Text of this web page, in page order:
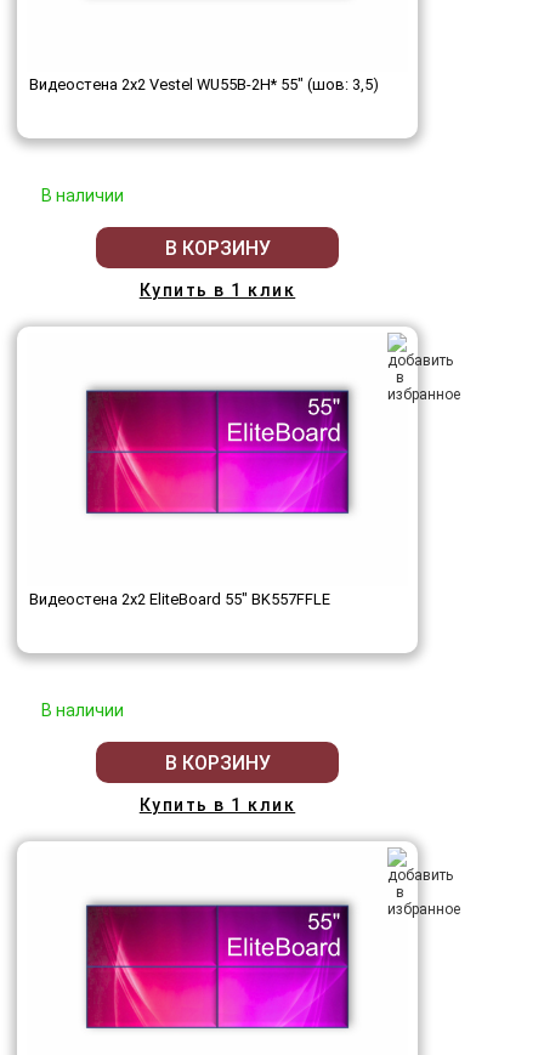
Видеостена 2x2 Vestel WU55B-2H* 55" (шов: 3,5)
В наличии
В КОРЗИНУ
Купить в 1 клик
Видеостена 2x2 EliteBoard 55" BK557FFLE
В наличии
В КОРЗИНУ
Купить в 1 клик